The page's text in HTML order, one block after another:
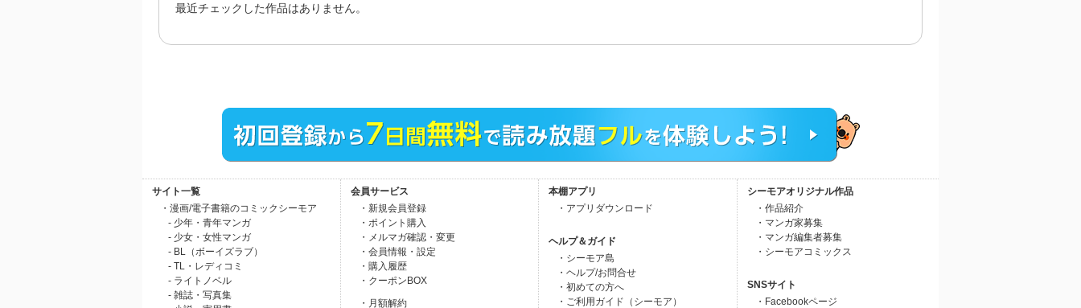
最近チェックした作品はありません。
サイト一覧
・漫画/電子書籍のコミックシーモア
- 少年・青年マンガ
- 少女・女性マンガ
- BL（ボーイズラブ）
- TL・レディコミ
- ライトノベル
- 雑誌・写真集
会員サービス
・新規会員登録
・ポイント購入
・メルマガ確認・変更
・会員情報・設定
・購入履歴
・クーポンBOX
・月額解約
本棚アプリ
・アプリダウンロード
ヘルプ＆ガイド
・シーモア島
・ヘルプ/お問合せ
・初めての方へ
・ご利用ガイド（シーモア）
シーモアオリジナル作品
・作品紹介
・マンガ家募集
・マンガ編集者募集
・シーモアコミックス
SNSサイト
・Facebookページ